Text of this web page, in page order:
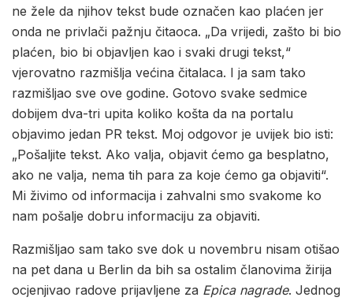
ne žele da njihov tekst bude označen kao plaćen jer
onda ne privlači pažnju čitaoca. „Da vrijedi, zašto bi bio
plaćen, bio bi objavljen kao i svaki drugi tekst,“
vjerovatno razmišlja većina čitalaca. I ja sam tako
razmišljao sve ove godine. Gotovo svake sedmice
dobijem dva-tri upita koliko košta da na portalu
objavimo jedan PR tekst. Moj odgovor je uvijek bio isti:
„Pošaljite tekst. Ako valja, objavit ćemo ga besplatno,
ako ne valja, nema tih para za koje ćemo ga objaviti“.
Mi živimo od informacija i zahvalni smo svakome ko
nam pošalje dobru informaciju za objaviti.
Razmišljao sam tako sve dok u novembru nisam otišao
na pet dana u Berlin da bih sa ostalim članovima žirija
ocjenjivao radove prijavljene za Epica nagrade. Jednog